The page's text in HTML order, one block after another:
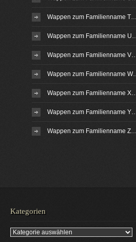
Wappen zum Familienname T…
Wappen zum Familienname U…
Wappen zum Familienname V…
Wappen zum Familienname W…
Wappen zum Familienname X…
Wappen zum Familienname Y…
Wappen zum Familienname Z…
Kategorien
Kategorien